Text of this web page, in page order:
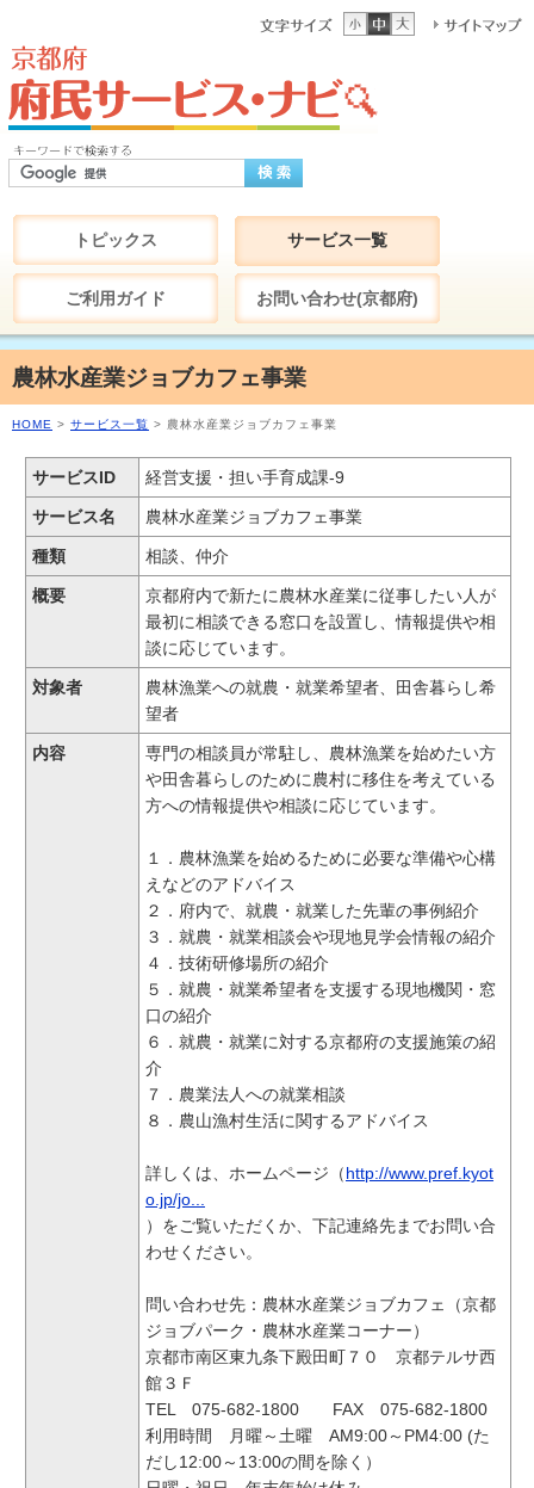
トピックス サービス一覧
ご利用ガイド お問い合わせ(京都府)
農林水産業ジョブカフェ事業
HOME > サービス一覧 > 農林水産業ジョブカフェ事業
サービスID 経営支援・担い手育成課-9
サービス名 農林水産業ジョブカフェ事業
種類 相談、仲介
概要
京都府内で新たに農林水産業に従事したい人が
最初に相談できる窓口を設置し、情報提供や相
談に応じています。
対象者
農林漁業への就農・就業希望者、田舎暮らし希
望者
内容
専門の相談員が常駐し、農林漁業を始めたい方
や田舎暮らしのために農村に移住を考えている
方への情報提供や相談に応じています。
１．農林漁業を始めるために必要な準備や心構
えなどのアドバイス
２．府内で、就農・就業した先輩の事例紹介
３．就農・就業相談会や現地見学会情報の紹介
４．技術研修場所の紹介
５．就農・就業希望者を支援する現地機関・窓
口の紹介
６．就農・就業に対する京都府の支援施策の紹
介
７．農業法人への就業相談
８．農山漁村生活に関するアドバイス
詳しくは、ホームページ（http://www.pref.kyot
o.jp/jo...
）をご覧いただくか、下記連絡先までお問い合
わせください。
問い合わせ先：農林水産業ジョブカフェ（京都
ジョブパーク・農林水産業コーナー）
京都市南区東九条下殿田町７０ 京都テルサ西
館３Ｆ
TEL 075-682-1800 FAX 075-682-1800
利用時間 月曜～土曜 AM9:00～PM4:00 (た
だし12:00～13:00の間を除く）